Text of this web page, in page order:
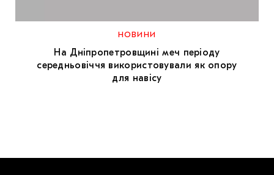
ДОСЛІДНИЦЬКА ПЛАТФОРМА
ЗАПАЛЕННЯ
CARPATHIAN CULT ПРО РІЗДВЯНІ СВЯТА
НОВИНИ
На Дніпропетровщині меч періоду
середньовіччя використовували як опору
для навісу